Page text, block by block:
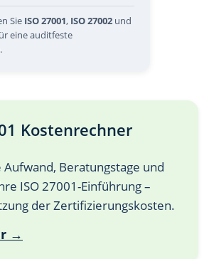
Sie ISO 27001, ISO 27002 und
eine auditfeste
Kostenrechner
Aufwand, Beratungstage und
ISO 27001-Einführung –
der Zertifizierungskosten.
→